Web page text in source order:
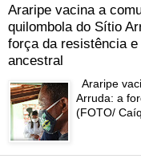
Araripe vacina a
quilombola do Sítio
força da resistência
ancestral
Araripe
Arruda: a
(FOTO/